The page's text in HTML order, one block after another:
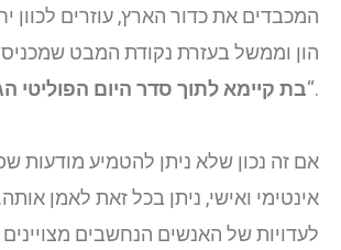
המכבדים את כדור הארץ, עוזרים לכוון
הון וממשל בעזרת נקודת המבט
בת קיימא לתוך סדר היום הפוליטי“.
אם זה נכון שלא ניתן להטמיע מודעות
אינטימי ואישי, ניתן בכל זאת לאמן
לעדויות של האנשים הנחשבים